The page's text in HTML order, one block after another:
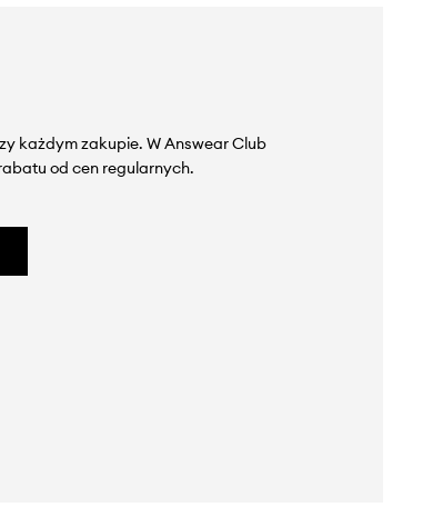
każdym zakupie. W Answear Club
od cen regularnych.